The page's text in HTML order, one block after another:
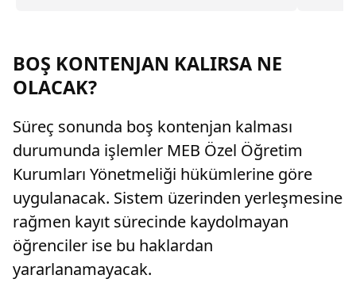
BOŞ KONTENJAN KALIRSA NE
OLACAK?
Süreç sonunda boş kontenjan kalması
durumunda işlemler MEB Özel Öğretim
Kurumları Yönetmeliği hükümlerine göre
uygulanacak. Sistem üzerinden yerleşmesine
rağmen kayıt sürecinde kaydolmayan
öğrenciler ise bu haklardan
yararlanamayacak.